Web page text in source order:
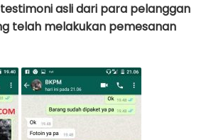
asli dari para pelanggan
telah melakukan pemesanan